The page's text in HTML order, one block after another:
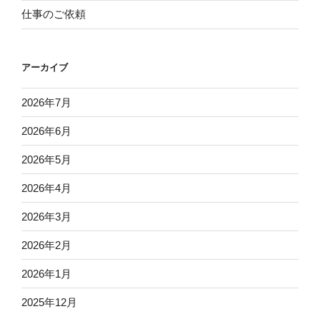
仕事のご依頼
アーカイブ
2026年7月
2026年6月
2026年5月
2026年4月
2026年3月
2026年2月
2026年1月
2025年12月